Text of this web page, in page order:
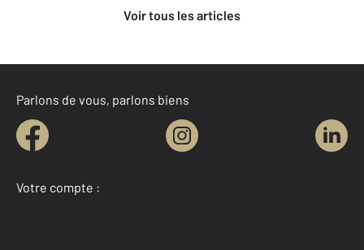
Voir tous les articles
Parlons de vous, parlons biens
Votre compte :
Accéder à mon compte